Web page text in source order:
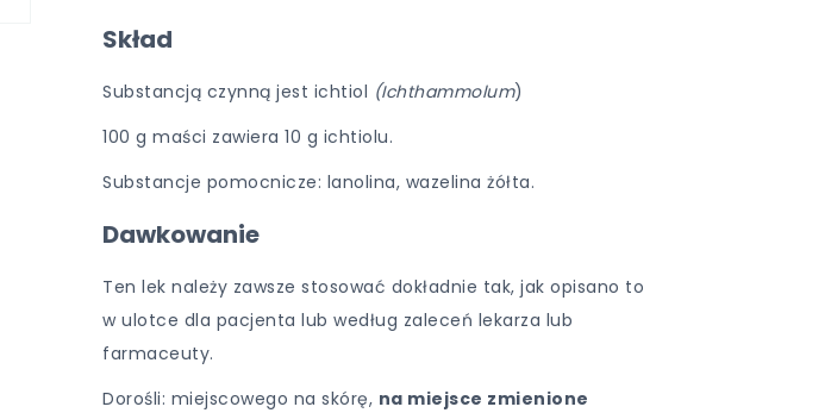
Skład
Substancją czynną jest ichtiol (Ichthammolum)
100 g maści zawiera 10 g ichtiolu.
Substancje pomocnicze: lanolina, wazelina żółta.
Dawkowanie
Ten lek należy zawsze stosować dokładnie tak, jak opisano to
w ulotce dla pacjenta lub według zaleceń lekarza lub
farmaceuty.
Dorośli: miejscowego na skórę, na miejsce zmienione